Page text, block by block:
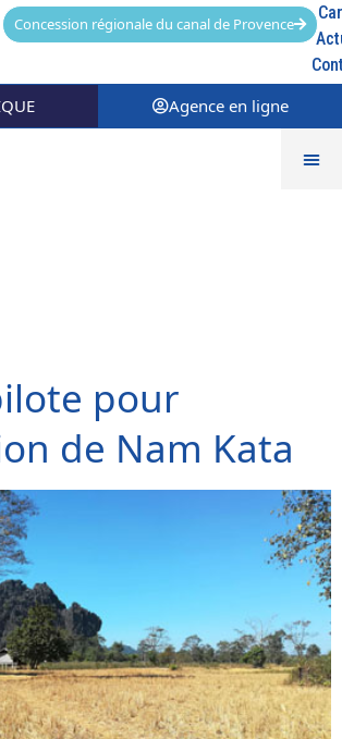
Concession régionale du canal de Provence
Agence en ligne
pour
de Nam Kata